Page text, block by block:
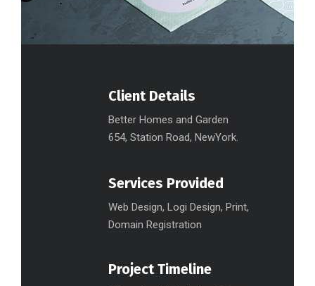
Client Details
Better Homes and Garden
654, Station Road, NewYork.
Services Provided
Web Design, Logi Design, Print,
Domain Registration
Project Timeline